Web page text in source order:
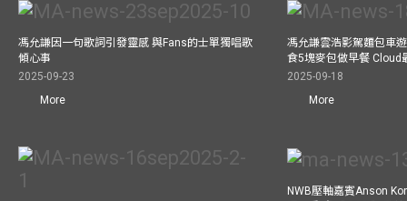
馮允謙因一句歌詞引發靈感 與Fans的士單獨唱歌
傾心事
2025-09-23
More
馮允謙雲浩影駕麵包車
食5塊麥包做早餐 Cloud
2025-09-18
More
NWB壓軸嘉賓Anson